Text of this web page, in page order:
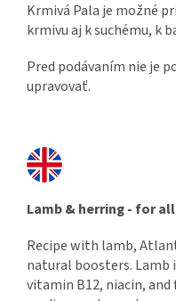
Krmivá Pala je možné
krmivu aj k suchému, k
Pred podávaním nie je
upravovať.
Lamb & herring - for
Recipe with lamb,
natural boosters. Lamb
vitamin B12, niacin,